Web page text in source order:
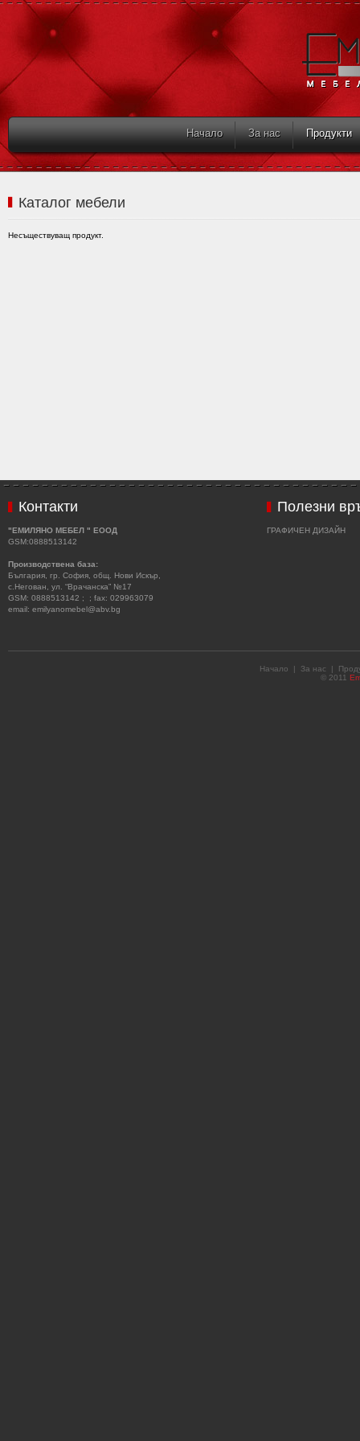
Начало За нас Продукти
Каталог мебели
Несъществуващ продукт.
Контакти
"ЕМИЛЯНО МЕБЕЛ " ЕООД
GSM:0888513142
Производствена база:
България, гр. София, общ. Нови Искър,
с.Негован, ул. “Врачанска” №17
GSM: 0888513142 ; ; fax: 029963079
email: emilyanomebel@abv.bg
Полезни
ГРАФИЧЕН ДИЗАЙН
Начало | За нас |
© 2011